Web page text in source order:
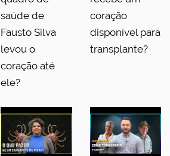
saúde de
Fausto Silva
levou o
coração até
ele?
coração
disponível para
transplante?